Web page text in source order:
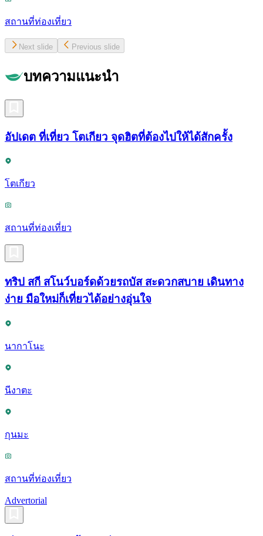
สถานที่ท่องเที่ยว
Next slide Previous slide
บทความแนะนำ
อัปเดต ที่เที่ยว โตเกียว จุดฮิตที่ต้องไปให้ได้สักครั้ง
โตเกียว
สถานที่ท่องเที่ยว
ทริป สกี สโนว์บอร์ดด้วยรถบัส สะดวกสบาย เดินทาง
ง่าย มือใหม่ก็เที่ยวได้อย่างอุ่นใจ
นากาโนะ
นีงาตะ
กุนมะ
สถานที่ท่องเที่ยว
Advertorial